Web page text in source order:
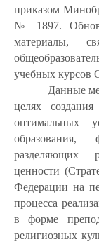
приказом
№ 1897.
материалы,
учебных
Данные
целях
оптимальных
образования,
разделяющих
ценности
Федерации на
процесса
в форме
религиозных